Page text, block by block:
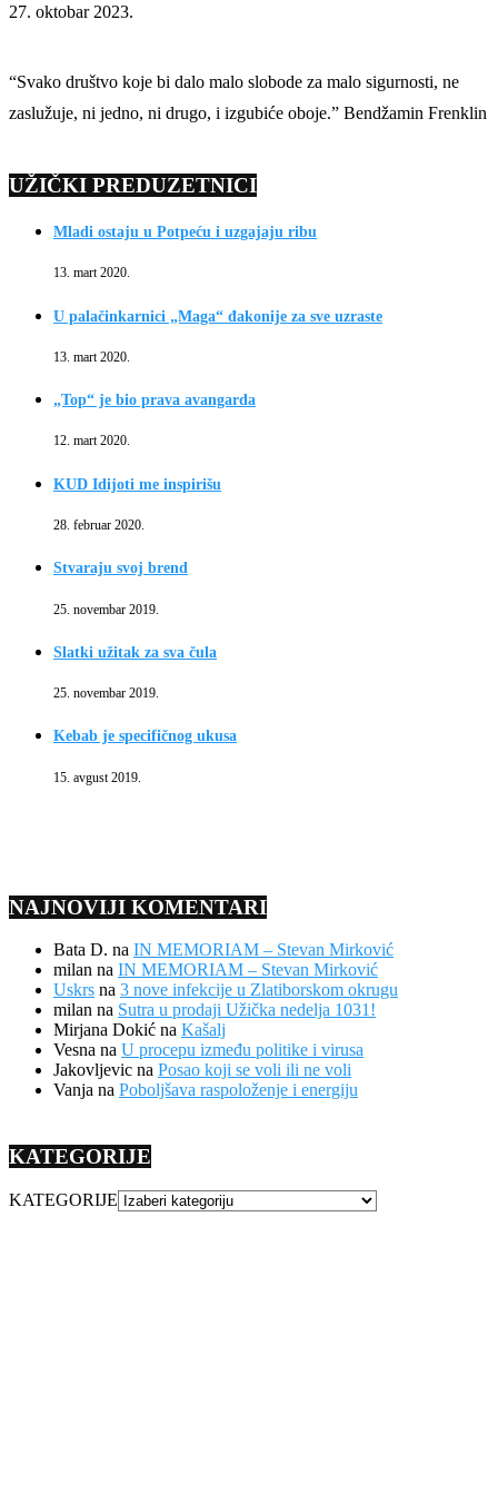
27. oktobar 2023.
“Svako društvo koje bi dalo malo slobode za malo sigurnosti, ne
zaslužuje, ni jedno, ni drugo, i izgubiće oboje.” Bendžamin Frenklin
UŽIČKI PREDUZETNICI
Mladi ostaju u Potpeću i uzgajaju ribu
13. mart 2020.
U palačinkarnici „Maga“ đakonije za sve uzraste
13. mart 2020.
„Top“ je bio prava avangarda
12. mart 2020.
KUD Idijoti me inspirišu
28. februar 2020.
Stvaraju svoj brend
25. novembar 2019.
Slatki užitak za sva čula
25. novembar 2019.
Kebab je specifičnog ukusa
15. avgust 2019.
NAJNOVIJI KOMENTARI
Bata D. na IN MEMORIAM – Stevan Mirković
milan na IN MEMORIAM – Stevan Mirković
Uskrs na 3 nove infekcije u Zlatiborskom okrugu
milan na Sutra u prodaji Užička nedelja 1031!
Mirjana Dokić na Kašalj
Vesna na U procepu između politike i virusa
Jakovljevic na Posao koji se voli ili ne voli
Vanja na Poboljšava raspoloženje i energiju
KATEGORIJE
KATEGORIJE